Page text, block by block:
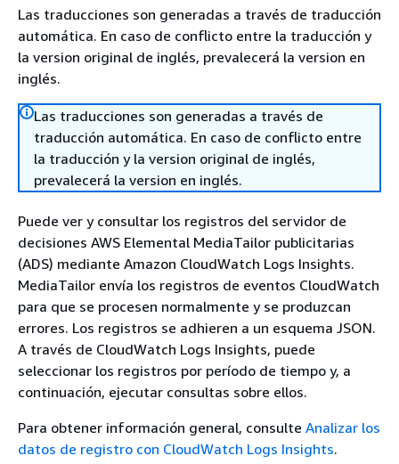
Las traducciones son generadas a través de traducción
automática. En caso de conflicto entre la traducción y
la version original de inglés, prevalecerá la version en
inglés.
Las traducciones son generadas a través de
traducción automática. En caso de conflicto entre
la traducción y la version original de inglés,
prevalecerá la version en inglés.
Puede ver y consultar los registros del servidor de
decisiones AWS Elemental MediaTailor publicitarias
(ADS) mediante Amazon CloudWatch Logs Insights.
MediaTailor envía los registros de eventos CloudWatch
para que se procesen normalmente y se produzcan
errores. Los registros se adhieren a un esquema JSON.
A través de CloudWatch Logs Insights, puede
seleccionar los registros por período de tiempo y, a
continuación, ejecutar consultas sobre ellos.
Para obtener información general, consulte Analizar los
datos de registro con CloudWatch Logs Insights.